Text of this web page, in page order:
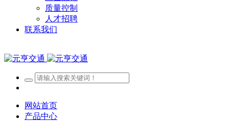
质量控制
人才招聘
联系我们
网站首页
产品中心